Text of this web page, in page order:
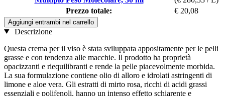
Prezzo totale:
€ 20,08
Aggiungi entrambi nel carrello
Descrizione
Questa crema per il viso è stata sviluppata appositamente per le pelli
grasse e con tendenza alle macchie. Il prodotto ha proprietà
opacizzanti e riequilibranti e rende la pelle piacevolmente morbida.
La sua formulazione contiene olio di alloro e idrolati astringenti di
limone e aloe vera. Gli estratti di mirto rosa, ricchi di acidi grassi
essenziali e polifenoli, hanno un intenso effetto schiarente e